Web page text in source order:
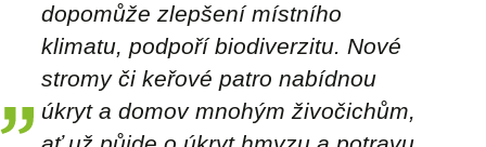
dopomůže zlepšení místního
klimatu, podpoří biodiverzitu. Nové
stromy či keřové patro nabídnou
úkryt a domov mnohým živočichům,